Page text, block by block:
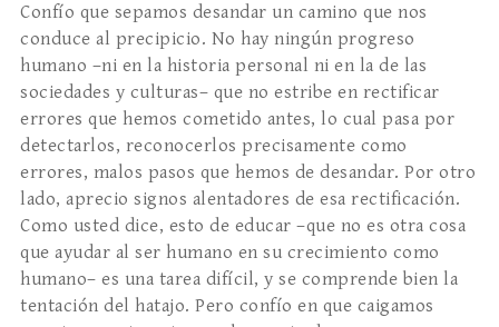
Confío que sepamos desandar un camino que nos
conduce al precipicio. No hay ningún progreso
humano –ni en la historia personal ni en la de las
sociedades y culturas– que no estribe en rectificar
errores que hemos cometido antes, lo cual pasa por
detectarlos, reconocerlos precisamente como
errores, malos pasos que hemos de desandar. Por otro
lado, aprecio signos alentadores de esa rectificación.
Como usted dice, esto de educar –que no es otra cosa
que ayudar al ser humano en su crecimiento como
humano– es una tarea difícil, y se comprende bien la
tentación del hatajo. Pero confío en que caigamos